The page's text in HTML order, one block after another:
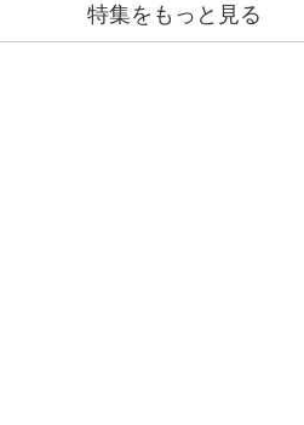
特集をもっと見る